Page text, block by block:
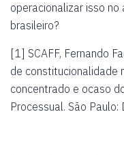
operacionalizar isso
brasileiro?
[1] SCAFF, Fernando
de constitucionalidade
concentrado e ocaso
Processual. São